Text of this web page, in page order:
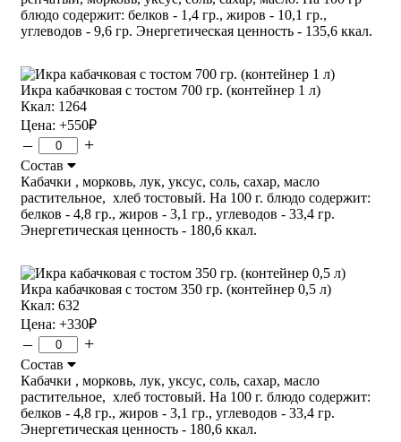
блюдо содержит: белков - 1,4 гр., жиров - 10,1 гр.,
углеводов - 9,6 гр. Энергетическая ценность - 135,6 ккал.
Икра кабачковая с тостом 700 гр. (контейнер 1 л)
Ккал: 1264
Цена: +550₽
– +
Состав
Кабачки , морковь, лук, уксус, соль, сахар, масло
растительное, хлеб тостовый. На 100 г. блюдо содержит:
белков - 4,8 гр., жиров - 3,1 гр., углеводов - 33,4 гр.
Энергетическая ценность - 180,6 ккал.
Икра кабачковая с тостом 350 гр. (контейнер 0,5 л)
Ккал: 632
Цена: +330₽
– +
Состав
Кабачки , морковь, лук, уксус, соль, сахар, масло
растительное, хлеб тостовый. На 100 г. блюдо содержит:
белков - 4,8 гр., жиров - 3,1 гр., углеводов - 33,4 гр.
Энергетическая ценность - 180,6 ккал.